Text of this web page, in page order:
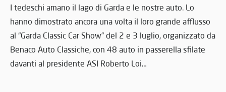
I tedeschi amano il lago di Garda e le nostre auto. Lo
hanno dimostrato ancora una volta il loro grande afflusso
al “Garda Classic Car Show” del 2 e 3 luglio, organizzato da
Benaco Auto Classiche, con 48 auto in passerella sfilate
davanti al presidente ASI Roberto Loi…